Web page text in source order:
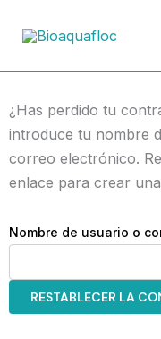
¿Has perdido tu
introduce tu nombre
correo electrónico.
enlace para crear
Nombre de usuario o
RESTABLECER LA